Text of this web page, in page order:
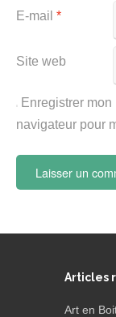
E-mail *
Site web
Enregistrer
navigateur pour
Articles
Art en